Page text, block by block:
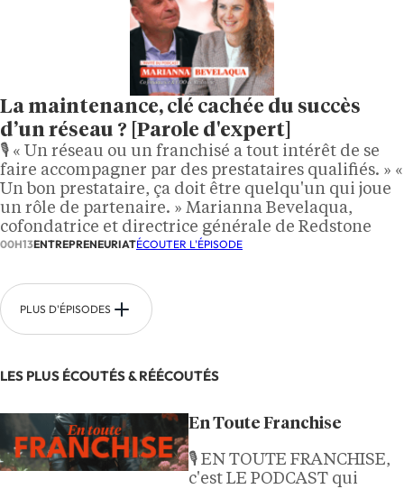
La maintenance, clé cachée du succès
d’un réseau ? [Parole d'expert]
🎙️ « Un réseau ou un franchisé a tout intérêt de se
faire accompagner par des prestataires qualifiés. » «
Un bon prestataire, ça doit être quelqu'un qui joue
un rôle de partenaire. » Marianna Bevelaqua,
cofondatrice et directrice générale de Redstone
00H13ENTREPRENEURIATÉCOUTER L'ÉPISODE
PLUS D'ÉPISODES
LES PLUS ÉCOUTÉS & RÉÉCOUTÉS
En Toute Franchise
🎙️ EN TOUTE FRANCHISE,
c'est LE PODCAST qui